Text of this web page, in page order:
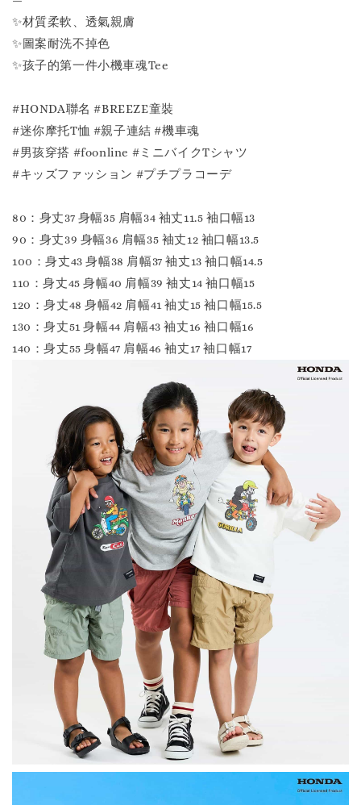
✨材質柔軟、透氣親膚
✨圖案耐洗不掉色
✨孩子的第一件小機車魂Tee
#HONDA聯名 #BREEZE童裝
#迷你摩托T恤 #親子連結 #機車魂
#男孩穿搭 #foonline #ミニバイクTシャツ
#キッズファッション #プチプラコーデ
80：身丈37 身幅35 肩幅34 袖丈11.5 袖口幅13
90：身丈39 身幅36 肩幅35 袖丈12 袖口幅13.5
100：身丈43 身幅38 肩幅37 袖丈13 袖口幅14.5
110：身丈45 身幅40 肩幅39 袖丈14 袖口幅15
120：身丈48 身幅42 肩幅41 袖丈15 袖口幅15.5
130：身丈51 身幅44 肩幅43 袖丈16 袖口幅16
140：身丈55 身幅47 肩幅46 袖丈17 袖口幅17